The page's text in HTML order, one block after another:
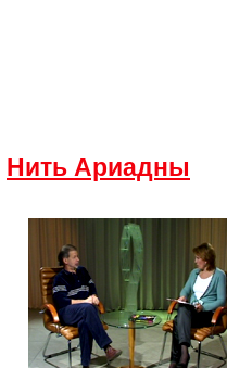
Нить Ариадны